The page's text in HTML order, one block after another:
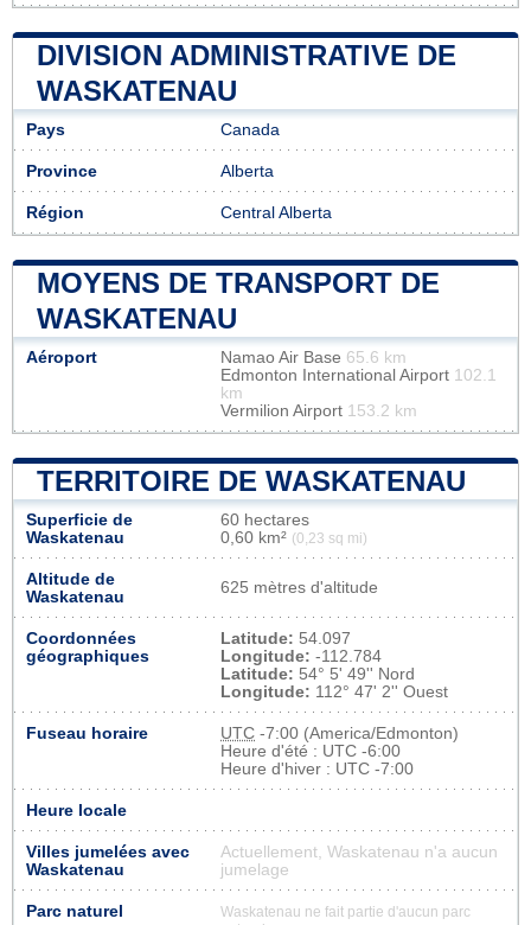
DIVISION ADMINISTRATIVE DE
WASKATENAU
Pays Canada
Province Alberta
Région Central Alberta
MOYENS DE TRANSPORT DE
WASKATENAU
Aéroport Namao Air Base 65.6 km
Edmonton International Airport 102.1
km
Vermilion Airport 153.2 km
TERRITOIRE DE WASKATENAU
Superficie de
Waskatenau
60 hectares
0,60 km² (0,23 sq mi)
Altitude de
Waskatenau
625 mètres d'altitude
Coordonnées
géographiques
Latitude: 54.097
Longitude: -112.784
Latitude: 54° 5' 49'' Nord
Longitude: 112° 47' 2'' Ouest
Fuseau horaire UTC -7:00 (America/Edmonton)
Heure d'été : UTC -6:00
Heure d'hiver : UTC -7:00
Heure locale
Villes jumelées avec
Waskatenau
Actuellement, Waskatenau n'a aucun
jumelage
Parc naturel
Waskatenau ne fait partie d'aucun parc